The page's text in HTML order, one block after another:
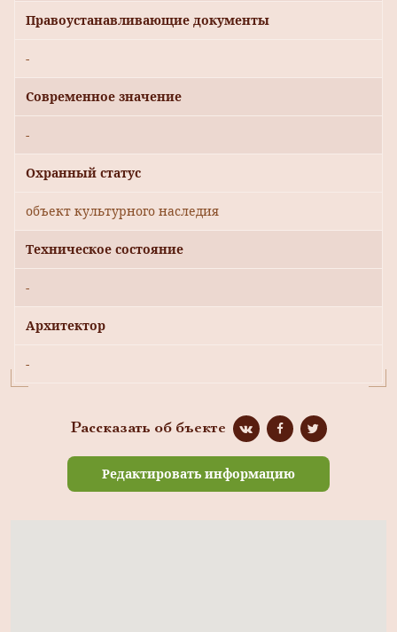
Правоустанавливающие документы
-
Современное значение
-
Охранный статус
объект культурного наследия
Техническое состояние
-
Архитектор
-
Рассказать об бъекте
Редактировать информацию